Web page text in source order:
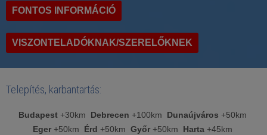
FONTOS INFORMÁCIÓ
VISZONTELADÓKNAK/SZERELŐKNEK
Telepítés, karbantartás:
Budapest+30km Debrecen +100km Dunaújváros +50km
Eger+50km Érd +50km Győr+50km Harta +45km